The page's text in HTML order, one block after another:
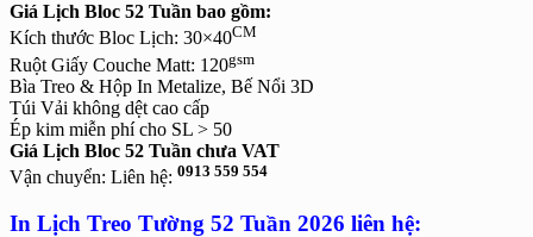
Giá Lịch Bloc 52 Tuần bao gồm:
Kích thước Bloc Lịch: 30×40CM
Ruột Giấy Couche Matt: 120gsm
Bìa Treo & Hộp In Metalize, Bế Nổi 3D
Túi Vải không dệt cao cấp
Ép kim miễn phí cho SL > 50
Giá Lịch Bloc 52 Tuần chưa VAT
Vận chuyển: Liên hệ: 0913 559 554
In Lịch Treo Tường 52 Tuần 2026 liên hệ: